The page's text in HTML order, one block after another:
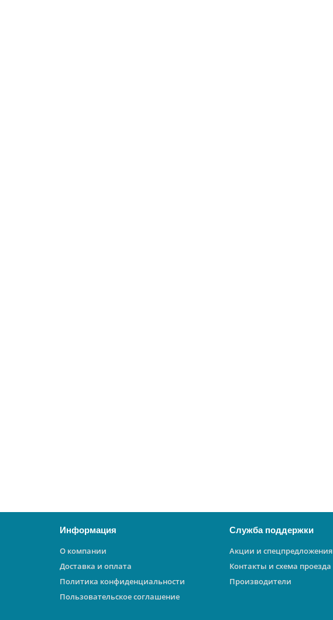
Информация
О компании
Доставка и оплата
Политика конфиденциальности
Пользовательское соглашение
Служба поддержки
Акции и спецпредложения
Контакты и схема проезда
Производители